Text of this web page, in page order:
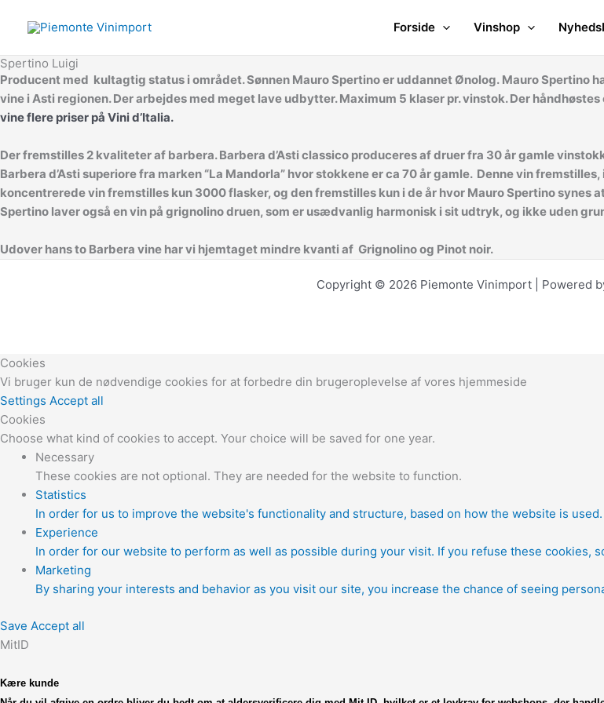
Forside Vinshop
Spertino Luigi
Producent med kultagtig status i området. Sønnen Mauro Spertino er uddannet Ønolog. Mauro
vine i Asti regionen. Der arbejdes med meget lave udbytter. Maximum 5 klaser pr. vinstok. Der
vine flere priser på Vini d’Italia.
Der fremstilles 2 kvaliteter af barbera. Barbera d’Asti classico produceres af druer fra 30 år gamle
Barbera d’Asti superiore fra marken “La Mandorla” hvor stokkene er ca 70 år gamle. Denne vin
koncentrerede vin fremstilles kun 3000 flasker, og den fremstilles kun i de år hvor Mauro Spertino synes
Spertino laver også en vin på grignolino druen, som er usædvanlig harmonisk i sit udtryk, og ikke uden
Udover hans to Barbera vine har vi hjemtaget mindre kvanti af Grignolino og Pinot noir.
Copyright © 2026 Piemonte Vinimport | Powered
Cookies
Vi bruger kun de nødvendige cookies for at forbedre din brugeroplevelse af vores hjemmeside
Settings Accept all
Cookies
Choose what kind of cookies to accept. Your choice will be saved for one year.
Necessary
These cookies are not optional. They are needed for the website to function.
Statistics
In order for us to improve the website's functionality and structure, based on how the website is used.
Experience
In order for our website to perform as well as possible during your visit. If you refuse these cookies,
Marketing
By sharing your interests and behavior as you visit our site, you increase the chance of seeing
Save Accept all
MitID
Kære kunde